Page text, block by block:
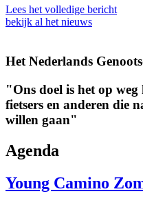
Lees het volledige bericht
bekijk al het nieuws
Het Nederlands
"Ons doel is het op
fietsers en anderen die
willen gaan"
Agenda
Young Camino